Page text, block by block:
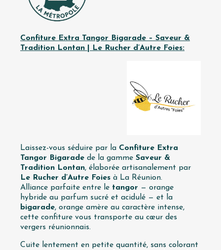
Confiture Extra Tangor Bigarade – Saveur &
Tradition Lontan | Le Rucher d’Autre Foies:
Laissez-vous séduire par la Confiture Extra
Tangor Bigarade de la gamme Saveur &
Tradition Lontan, élaborée artisanalement par
Le Rucher d’Autre Foies à La Réunion.
Alliance parfaite entre le tangor — orange
hybride au parfum sucré et acidulé — et la
bigarade, orange amère au caractère intense,
cette confiture vous transporte au cœur des
vergers réunionnais.
Cuite lentement en petite quantité, sans colorant